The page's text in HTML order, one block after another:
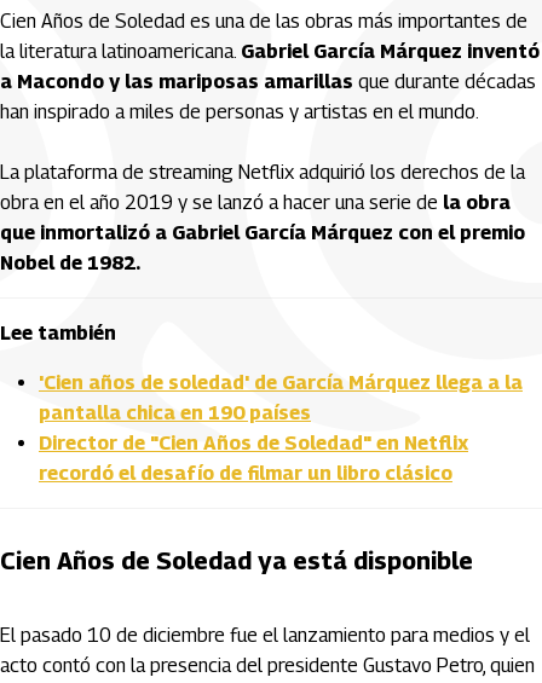
Cien Años de Soledad es una de las obras más importantes de
la literatura latinoamericana. Gabriel García Márquez inventó
a Macondo y las mariposas amarillas que durante décadas
han inspirado a miles de personas y artistas en el mundo.
La plataforma de streaming Netflix adquirió los derechos de la
obra en el año 2019 y se lanzó a hacer una serie de la obra
que inmortalizó a Gabriel García Márquez con el premio
Nobel de 1982.
Lee también
'Cien años de soledad' de García Márquez llega a la
pantalla chica en 190 países
Director de "Cien Años de Soledad" en Netflix
recordó el desafío de filmar un libro clásico
Cien Años de Soledad ya está disponible
El pasado 10 de diciembre fue el lanzamiento para medios y el
acto contó con la presencia del presidente Gustavo Petro, quien